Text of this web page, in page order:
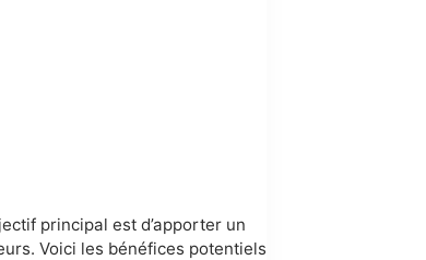
principal est d’apporter un
Voici les bénéfices potentiels